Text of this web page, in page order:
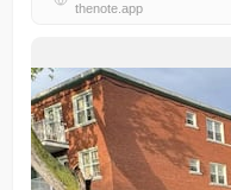
thenote.app